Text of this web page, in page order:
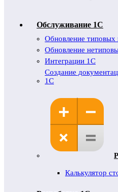
Обслуживание 1C
Обновление
Обновление
Интеграции 1С
Создание
1С
Калькулятор